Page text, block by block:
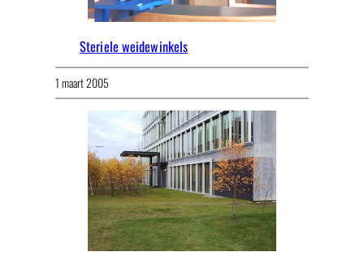
Steriele weidewinkels
1 maart 2005